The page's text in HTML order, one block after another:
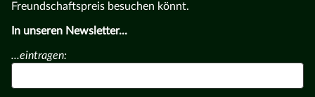
Freundschaftspreis besuchen könnt.
In unseren Newsletter...
...eintragen: